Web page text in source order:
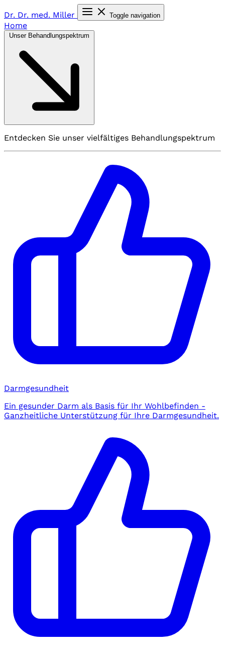
Dr. Dr. med. Miller Toggle navigation
Home
Entdecken Sie unser vielfältiges Behandlungspektrum
Darmgesundheit
Ein gesunder Darm als Basis für Ihr Wohlbefinden -
Ganzheitliche Unterstützung für Ihre Darmgesundheit.